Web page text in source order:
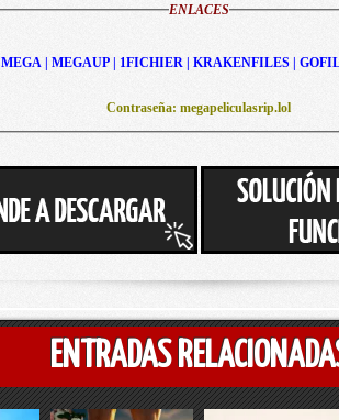
ENLACES
MEGA | MEGAUP | 1FICHIER | KRAKENFILES |
Contraseña: megapeliculasrip.lol
ENTRADAS